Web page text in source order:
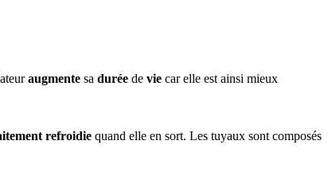
augmente sa durée de vie car elle est ainsi mieux
refroidie quand elle en sort. Les tuyaux sont composés